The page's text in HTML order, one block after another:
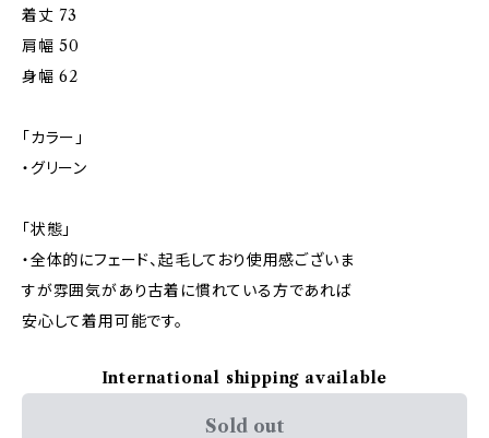
着丈 73
肩幅 50
身幅 62
「カラー」
・グリーン
「状態」
・全体的にフェード、起毛しており使用感ございま
すが雰囲気があり古着に慣れている方であれば
安心して着用可能です。
International shipping available
Sold out